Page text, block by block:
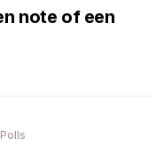
note of een